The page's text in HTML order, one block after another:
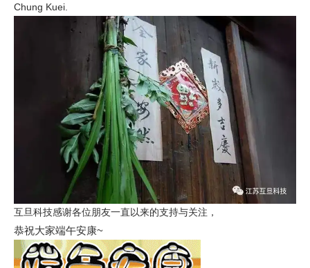
Chung Kuei.
互旦科技感谢各位朋友一直以来的支持与关注，
恭祝大家端午安康~